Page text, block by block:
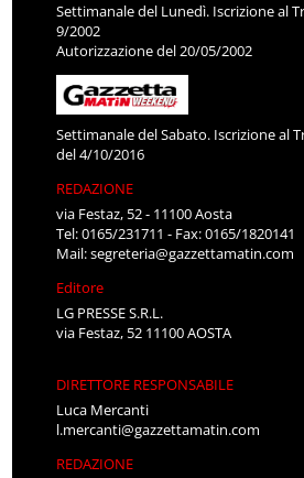
Settimanale del Lunedì. Iscrizione al
9/2002
Autorizzazione del 20/05/2002
Settimanale del Sabato. Iscrizione al
del 4/10/2016
REDAZIONE
via Festaz, 52 - 11100 Aosta
Tel: 0165/231711 - Fax: 0165/1820141
Mail:segreteria@gazzettamatin.com
Editore
LG PRESSE S.R.L.
via Festaz, 52 11100 AOSTA
DIRETTORE RESPONSABILE
Luca Mercanti
l.mercanti@gazzettamatin.com
REDAZIONE